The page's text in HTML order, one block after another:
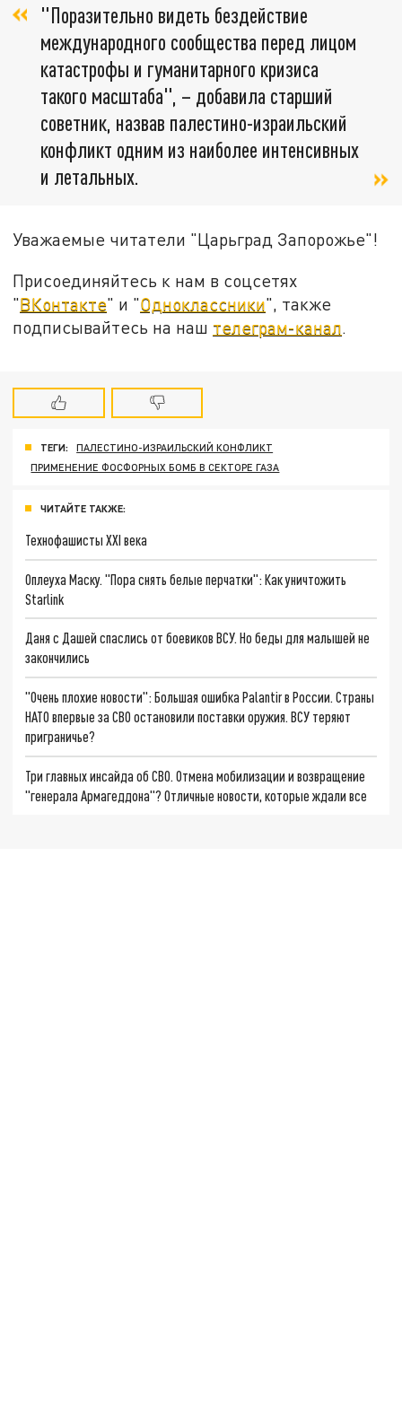
"Поразительно видеть бездействие
международного сообщества перед лицом
катастрофы и гуманитарного кризиса
такого масштаба", – добавила старший
советник, назвав палестино-израильский
конфликт одним из наиболее интенсивных
и летальных.
Уважаемые читатели "Царьград Запорожье"!
Присоединяйтесь к нам в соцсетях
"ВКонтакте" и "Одноклассники", также
подписывайтесь на наш телеграм-канал
ТЕГИ:
ПАЛЕСТИНО-ИЗРАИЛЬСКИЙ КОНФЛИКТ
ПРИМЕНЕНИЕ ФОСФОРНЫХ БОМБ В СЕКТОРЕ ГАЗА
ЧИТАЙТЕ ТАКЖЕ:
Технофашисты XXI века
Оплеуха Маску. "Пора снять белые перчатки": Как уничтожить
Starlink
Даня с Дашей спаслись от боевиков ВСУ. Но беды для малышей не
закончились
"Очень плохие новости": Большая ошибка Palantir в России. Страны
НАТО впервые за СВО остановили поставки оружия. ВСУ теряют
приграничье?
Три главных инсайда об СВО. Отмена мобилизации и возвращение
"генерала Армагеддона"? Отличные новости, которые ждали все